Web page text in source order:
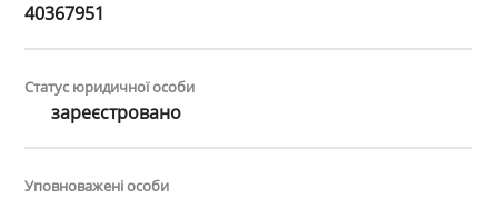
40367951
Статус юридичної особи
зареєстровано
Уповноважені особи